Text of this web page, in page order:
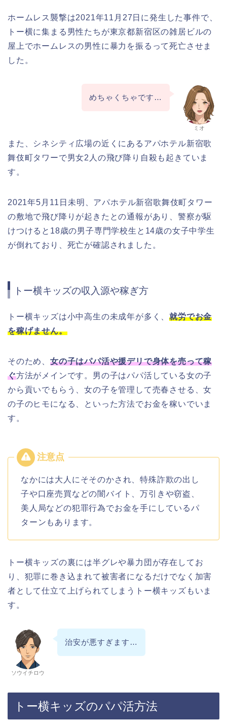
ホームレス襲撃は2021年11月27日に発生した事件で、
トー横に集まる男性たちが東京都新宿区の雑居ビルの
屋上でホームレスの男性に暴力を振るって死亡させま
した。
ミオ
めちゃくちゃです…
また、シネシティ広場の近くにあるアパホテル新宿歌
舞伎町タワーで男女2人の飛び降り自殺も起きていま
す。
2021年5月11日未明、アパホテル新宿歌舞伎町タワー
の敷地で飛び降りが起きたとの通報があり、警察が駆
けつけると18歳の男子専門学校生と14歳の女子中学生
が倒れており、死亡が確認されました。
トー横キッズの収入源や稼ぎ方
トー横キッズは小中高生の未成年が多く、就労でお金
を稼げません。
そのため、 女の子はパパ活や援デリで身体を売って稼
ぐ方法がメインです。男の子はパパ活している女の子
から貢いでもらう、女の子を管理して売春させる、女
の子のヒモになる、といった方法でお金を稼いでいま
す。
なかには大人にそそのかされ、特殊詐欺の出し
子や口座売買などの闇バイト、万引きや窃盗、
美人局などの犯罪行為でお金を手にしているパ
ターンもあります。
トー横キッズの裏には半グレや暴力団が存在してお
り、犯罪に巻き込まれて被害者になるだけでなく加害
者として仕立て上げられてしまうトー横キッズもいま
す。
ソウイチロウ
治安が悪すぎます…
トー横キッズのパパ活方法